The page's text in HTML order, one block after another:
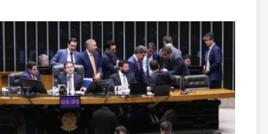
o Fundo de Compensação de